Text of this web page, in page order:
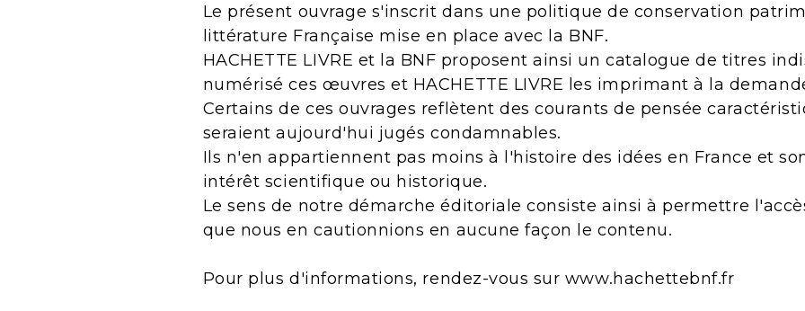
Le présent ouvrage s'inscrit dans une politique de conservation
littérature Française mise en place avec la BNF.
HACHETTE LIVRE et la BNF proposent ainsi un catalogue de titres
numérisé ces œuvres et HACHETTE LIVRE les imprimant à la
Certains de ces ouvrages reflètent des courants de pensée
seraient aujourd'hui jugés condamnables.
Ils n'en appartiennent pas moins à l'histoire des idées en France et
intérêt scientifique ou historique.
Le sens de notre démarche éditoriale consiste ainsi à permettre
que nous en cautionnions en aucune façon le contenu.
Pour plus d'informations, rendez-vous sur www.hachettebnf.fr